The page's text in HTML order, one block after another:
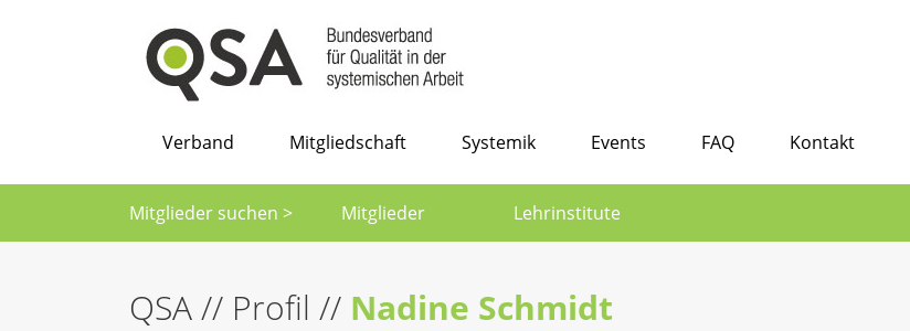
Verband Mitgliedschaft Systemik Events FAQ Kontakt
Mitglieder suchen > Mitglieder Lehrinstitute
QSA// Profil // Nadine Schmidt